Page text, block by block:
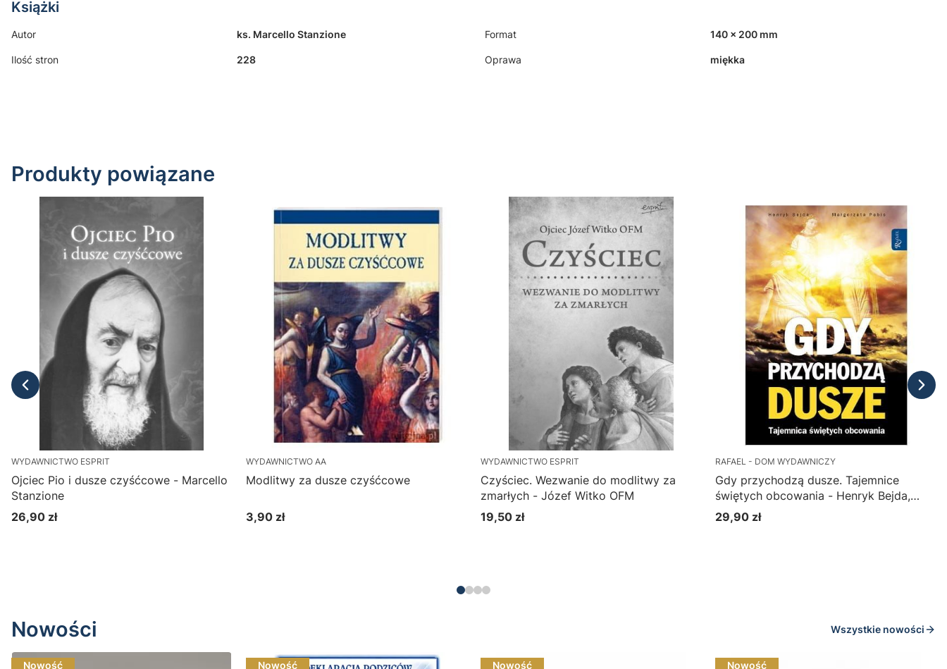
Książki
Autor ks. Marcello Stanzione Format 140 x 200 mm
Ilość stron 228 Oprawa miękka
Produkty powiązane
WYDAWNICTWO ESPRIT
Ojciec Pio i dusze czyśćcowe - Marcello
Stanzione
Cena
26,90 zł
WYDAWNICTWO AA
Modlitwy za dusze czyśćcowe
Cena
3,90 zł
WYDAWNICTWO ESPRIT
Czyściec. Wezwanie do modlitwy za
zmarłych - Józef Witko OFM
Cena
19,50 zł
RAFAEL - DOM WYDAWNICZY
Gdy przychodzą dusze. Tajemnice
świętych obcowania - Henryk Bejda,
Katarzyna Pabis
Cena
29,90 zł
Nowości Wszystkie nowości
Nowość Nowość Nowość Nowość